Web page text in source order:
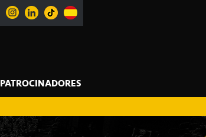
PATROCINADORES